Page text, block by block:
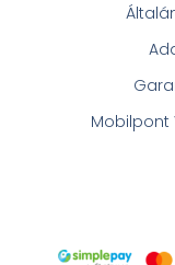
Mobilpont